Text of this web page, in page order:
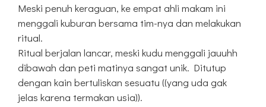
Meski penuh keraguan, ke empat ahli makam ini
menggali kuburan bersama tim-nya dan melakukan
ritual.
Ritual berjalan lancar, meski kudu menggali jauuhh
dibawah dan peti matinya sangat unik. Ditutup
dengan kain bertuliskan sesuatu ((yang uda gak
jelas karena termakan usia)).